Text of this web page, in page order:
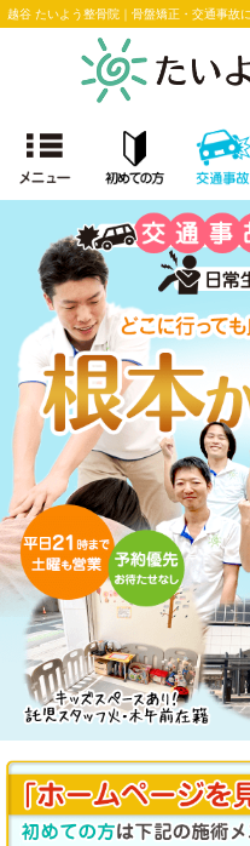
越谷 たいよう整骨院｜骨盤矯正・交通事故